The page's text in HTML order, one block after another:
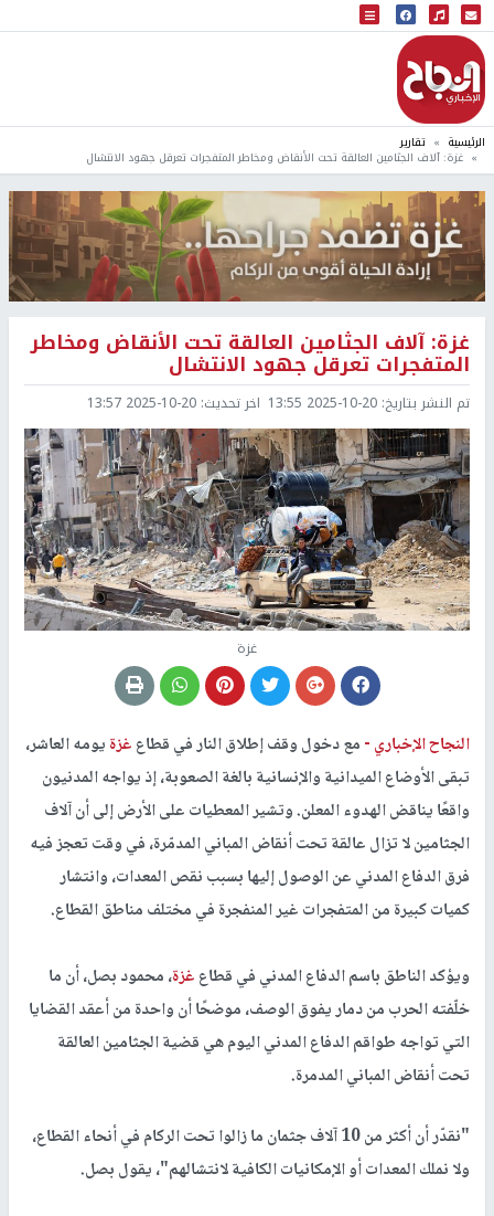
البث المباشر
إذاعة النجاح
الرئيسية تقارير
غزة: آلاف الجثامين العالقة تحت الأنقاض ومخاطر المتفجرات تعرقل جهود الانتشال
غزة: آلاف الجثامين العالقة تحت الأنقاض ومخاطر
المتفجرات تعرقل جهود الانتشال
تم النشر بتاريخ: 2025-10-20 13:55 اخر تحديث: 2025-10-20 13:57
غزة
النجاح الإخباري -مع دخول وقف إطلاق النار في قطاعغزةيومه العاشر،
تبقى الأوضاع الميدانية والإنسانية بالغة الصعوبة، إذ يواجه المدنيون
واقعًا يناقض الهدوء المعلن. وتشير المعطيات على الأرض إلى أن آلاف
الجثامين لا تزال عالقة تحت أنقاض المباني المدمّرة، في وقت تعجز فيه
فرق الدفاع المدني عن الوصول إليها بسبب نقص المعدات، وانتشار
كميات كبيرة من المتفجرات غير المنفجرة في مختلف مناطق القطاع.
ويؤكد الناطق باسم الدفاع المدني في قطاعغزة، محمود بصل، أن ما
خلّفته الحرب من دمار يفوق الوصف، موضحًا أن واحدة من أعقد القضايا
التي تواجه طواقم الدفاع المدني اليوم هي قضية الجثامين العالقة
تحت أنقاض المباني المدمرة.
"نقدّر أن أكثر من 10 آلاف جثمان ما زالوا تحت الركام في أنحاء القطاع،
ولا نملك المعدات أو الإمكانيات الكافية لانتشالهم"، يقول بصل.